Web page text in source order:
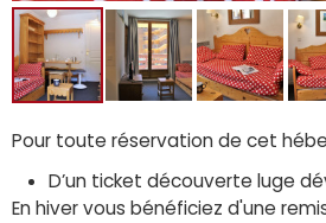
Pour toute réservation de cet
D’un ticket découverte luge
En hiver vous bénéficiez d'une